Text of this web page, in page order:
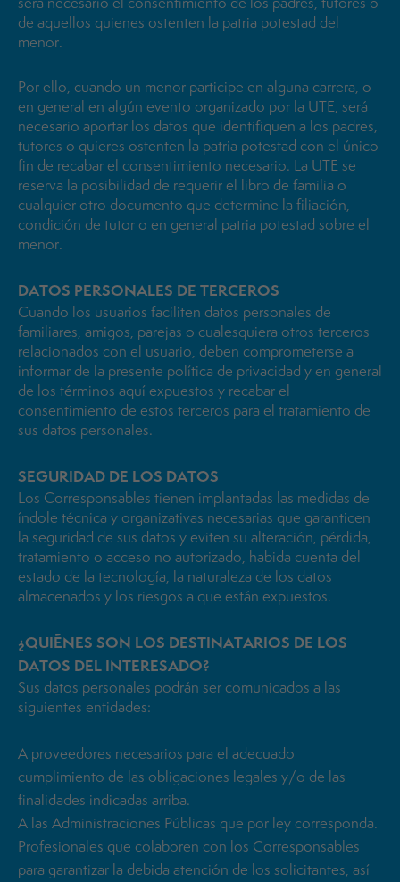
de aquellos quienes ostenten la patria potestad del
menor.
Por ello, cuando un menor participe en alguna carrera, o
en general en algún evento organizado por la UTE, será
necesario aportar los datos que identifiquen a los padres,
tutores o quieres ostenten la patria potestad con el único
fin de recabar el consentimiento necesario. La UTE se
reserva la posibilidad de requerir el libro de familia o
cualquier otro documento que determine la filiación,
condición de tutor o en general patria potestad sobre el
menor.
DATOS PERSONALES DE TERCEROS
Cuando los usuarios faciliten datos personales de
familiares, amigos, parejas o cualesquiera otros terceros
relacionados con el usuario, deben comprometerse a
informar de la presente política de privacidad y en general
de los términos aquí expuestos y recabar el
consentimiento de estos terceros para el tratamiento de
sus datos personales.
SEGURIDAD DE LOS DATOS
Los Corresponsables tienen implantadas las medidas de
índole técnica y organizativas necesarias que garanticen
la seguridad de sus datos y eviten su alteración, pérdida,
tratamiento o acceso no autorizado, habida cuenta del
estado de la tecnología, la naturaleza de los datos
almacenados y los riesgos a que están expuestos.
¿QUIÉNES SON LOS DESTINATARIOS DE LOS
DATOS DEL INTERESADO?
Sus datos personales podrán ser comunicados a las
siguientes entidades:
A proveedores necesarios para el adecuado
cumplimiento de las obligaciones legales y/o de las
finalidades indicadas arriba.
A las Administraciones Públicas que por ley corresponda.
Profesionales que colaboren con los Corresponsables
para garantizar la debida atención de los solicitantes, así